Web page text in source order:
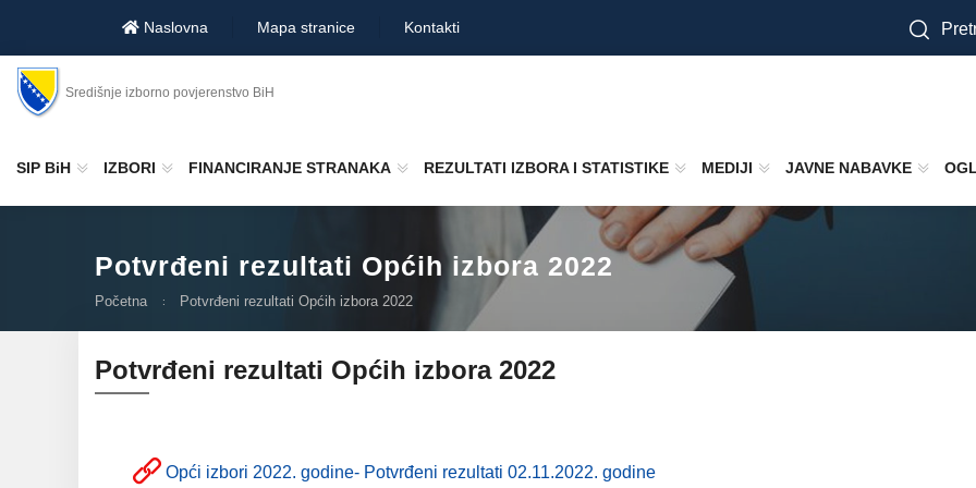
Naslovna Mapa stranice Kontakti
Središnje izborno povjerenstvo BiH
SIP BiH IZBORI FINANCIRANJE STRANAKA REZULTATI IZBORA I STATISTIKE MEDIJI JAVNE NABAVKE
Potvrđeni rezultati Općih izbora 2022
Početna Potvrđeni rezultati Općih izbora 2022
Potvrđeni rezultati Općih izbora 2022
Opći izbori 2022. godine- Potvrđeni rezultati 02.11.2022. godine